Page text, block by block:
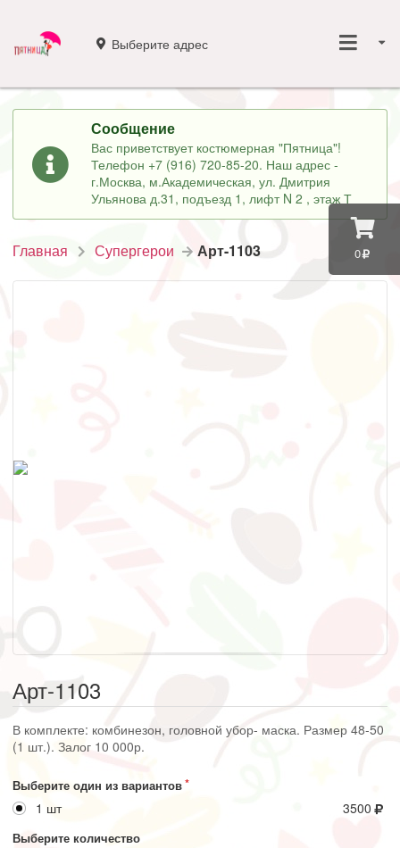
0
Выберите адрес
Сообщение
Вас приветствует костюмерная "Пятница"!
Телефон +7 (916) 720-85-20. Наш адрес -
г.Москва, м.Академическая, ул. Дмитрия
Ульянова д.31, подъезд 1, лифт N 2 , этаж Т
Главная Супергерои Арт-1103
Арт-1103
В комплекте: комбинезон, головной убор- маска. Размер 48-50
(1 шт.). Залог 10 000р.
Выберите один из вариантов
1 шт 3500
Выберите количество